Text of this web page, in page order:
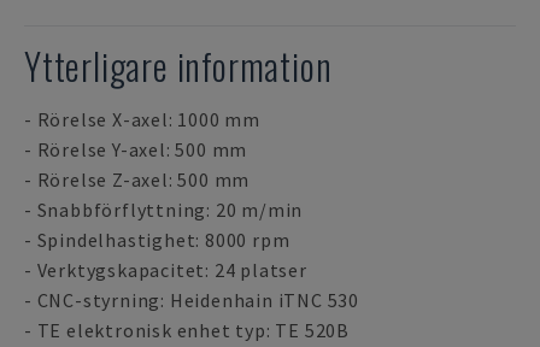
Ytterligare information
- Rörelse X-axel: 1000 mm
- Rörelse Y-axel: 500 mm
- Rörelse Z-axel: 500 mm
- Snabbförflyttning: 20 m/min
- Spindelhastighet: 8000 rpm
- Verktygskapacitet: 24 platser
- CNC-styrning: Heidenhain iTNC 530
- TE elektronisk enhet typ: TE 520B